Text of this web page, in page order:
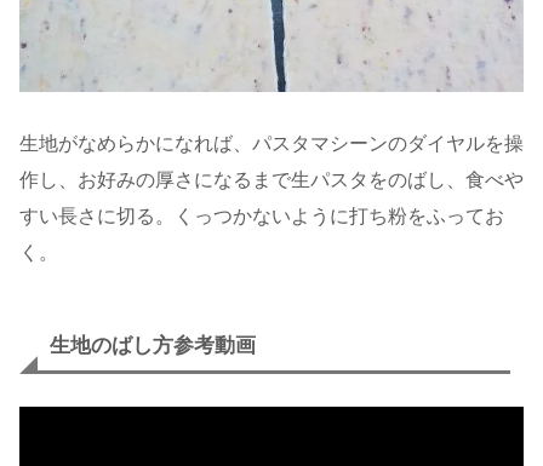
生地がなめらかになれば、パスタマシーンのダイヤルを操
作し、お好みの厚さになるまで生パスタをのばし、食べや
すい長さに切る。くっつかないように打ち粉をふってお
く。
生地のばし方参考動画